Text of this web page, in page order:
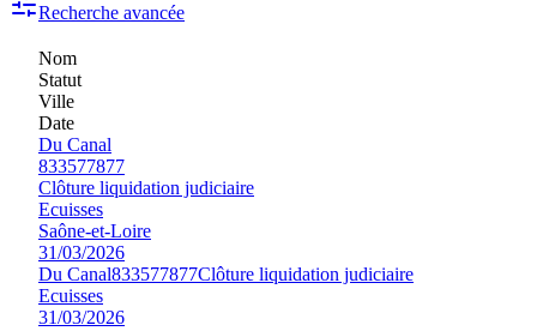
Recherche avancée
Nom
Statut
Ville
Date
Du Canal
833577877
Clôture liquidation judiciaire
Ecuisses
Saône-et-Loire
31/03/2026
Du Canal833577877Clôture liquidation judiciaire
Ecuisses
31/03/2026